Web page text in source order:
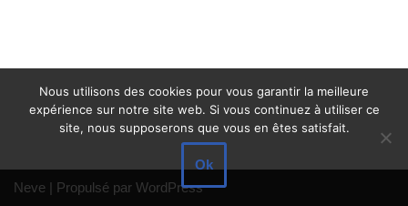
Neve | Propulsé par WordPress
Nous utilisons des cookies pour vous garantir la meilleure
expérience sur notre site web. Si vous continuez à utiliser ce
site, nous supposerons que vous en êtes satisfait.
Ok